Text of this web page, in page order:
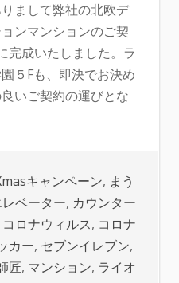
まして弊社の北欧デ
ンマンションのご契
完成いたしました。ラ
５Fも、即決でお決め
いご契約の運びとな
キャンペーン, まう
ベーター, カウンター
コロナウィルス, コロナ
カー, セブンイレブン,
匠, マンション, ライオ